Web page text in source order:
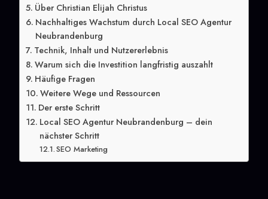
Über Christian Elijah Christus
Nachhaltiges Wachstum durch Local SEO Agentur
Neubrandenburg
Technik, Inhalt und Nutzererlebnis
Warum sich die Investition langfristig auszahlt
Häufige Fragen
Weitere Wege und Ressourcen
Der erste Schritt
Local SEO Agentur Neubrandenburg – dein
nächster Schritt
SEO Marketing